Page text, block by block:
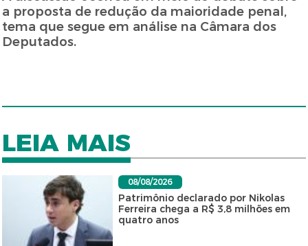
a proposta de redução da maioridade penal,
tema que segue em análise na Câmara dos
Deputados.
LEIA MAIS
08/08/2026
Patrimônio declarado por Nikolas
Ferreira chega a R$ 3,8 milhões em
quatro anos